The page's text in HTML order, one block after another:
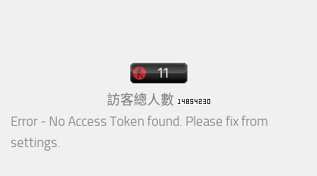
訪客總人數
Error - No Access Token found. Please fix from
settings.